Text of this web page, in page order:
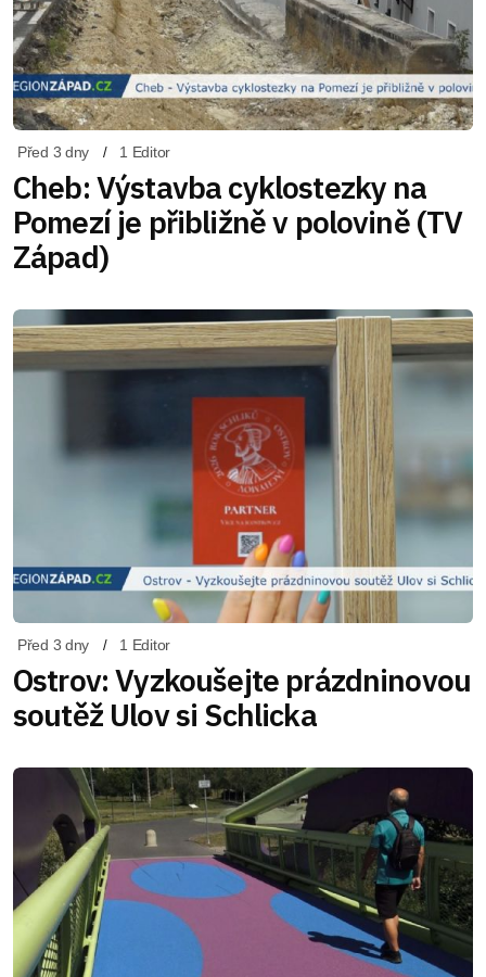
Před 3 dny 1 Editor
Cheb: Výstavba cyklostezky na
Pomezí je přibližně v polovině (TV
Západ)
Před 3 dny 1 Editor
Ostrov: Vyzkoušejte prázdninovou
soutěž Ulov si Schlicka